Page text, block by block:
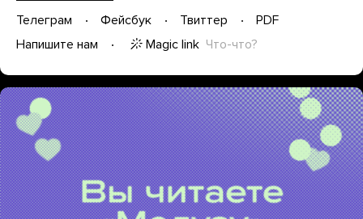
Телеграм Фейсбук Твиттер
PDF
Напишите нам
Magic link Что-что?